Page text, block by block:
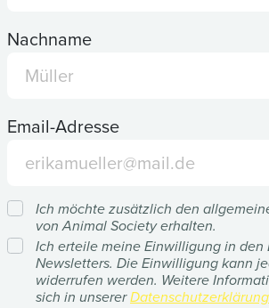
Nachname
Email-Adresse
Ich möchte zusätzlich den
von Animal Society erhalten.
Ich erteile meine Einwilligung in den
Newsletters. Die Einwilligung kann
widerrufen werden. Weitere
sich in unsererDatenschutzerklärung